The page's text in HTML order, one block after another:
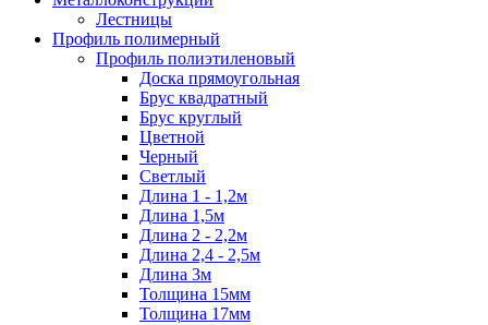
Лестницы
Профиль полимерный
Профиль полиэтиленовый
Доска прямоугольная
Брус квадратный
Брус круглый
Цветной
Черный
Светлый
Длина 1 - 1,2м
Длина 1,5м
Длина 2 - 2,2м
Длина 2,4 - 2,5м
Длина 3м
Толщина 15мм
Толщина 17мм